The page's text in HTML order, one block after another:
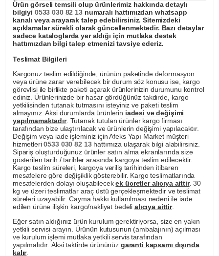
Ürün görseli temsili olup ürünlerimiz hakkında detaylı
bilgiyi 0533 030 82 13numaralı hattımızdan whatsapp
kanalı veya arayarak talep edebilirsiniz. Sitemizdeki
açıklamalar sürekli olarak güncellenmektedir. Bazı detaylar
sadece kataloglarda yer aldığı için mutlaka destek
hattımızdan bilgi talep etmenizi tavsiye ederiz.
Teslimat Bilgileri
Kargonuz teslim edildiğinde, ürünün paketinde deformasyon
veya ürüne zarar verebilecek bir durum söz konusu ise, kargo
görevlisi ile birlikte paketi açarak ürünlerinizin durumunu kontrol
ediniz. Ürünlerinizde bir hasar gördüğünüz takdirde, kargo
yetkilisinden tutanak tutmasını isteyiniz ve paketi teslim
almayınız. Aksi durumlarda ürünlerin iadesi ve değişimi
yapılmamaktadır. Tutanak tutulan ürünler kargo firması
tarafından bize ulaştırılacak ve ürünlerin değişimi yapılacaktır.
Değişim veya iade işleminiz için Afeks Yapı Market müşteri
hizmetleri0533 030 82 13hattımıza ulaşarak bilgi alabilirsiniz.
Sipariş oluşturduğunuz ürünler satın alma ekranlarında size
gösterilen tarih / tarihler arasında kargoya teslim edilecektir.
Kargo teslim süreleri, kargoya veriliş tarihinden itibaren
mesafelere göre değişiklik gösterebilir. Kargo teslimatlarında
mesafelerden dolayı oluşabilecekek ücretler alıcıya aittir. 30
kg ve üzeri teslimatlar araç üstü gerçekleşmektedir ve teslimat
süreleri uzayabilir. Cayma hakkı kullanılması nedeni ile iade
edilen ürüne ilişkin kargo/nakliyat bedeli alıcıya aittir.
Eğer satın aldığınız ürün kurulum gerektiriyorsa, size en yakın
yetkili servisi arayın. Ürünün kutusunun (ambalajının) açılması
ve kurulum işlemi mutlaka yetkili servis tarafından
yapılmalıdır. Aksi taktirde ürününüz garanti kapsamı dışında
kalır.